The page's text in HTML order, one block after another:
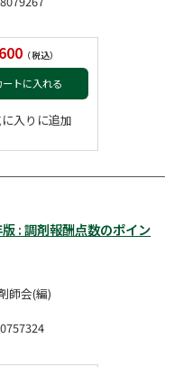
（税込）
ートに入れる
入りに追加
: 調剤報酬点数のポイン
師会(編)